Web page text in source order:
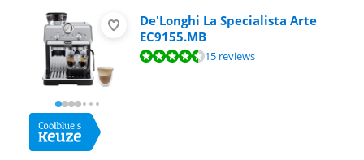
De'Longhi La Specialista Arte
EC9155.MB
Beoordeling is 8,6 van de 10, gebaseerd op 15 reviews.
15 reviews